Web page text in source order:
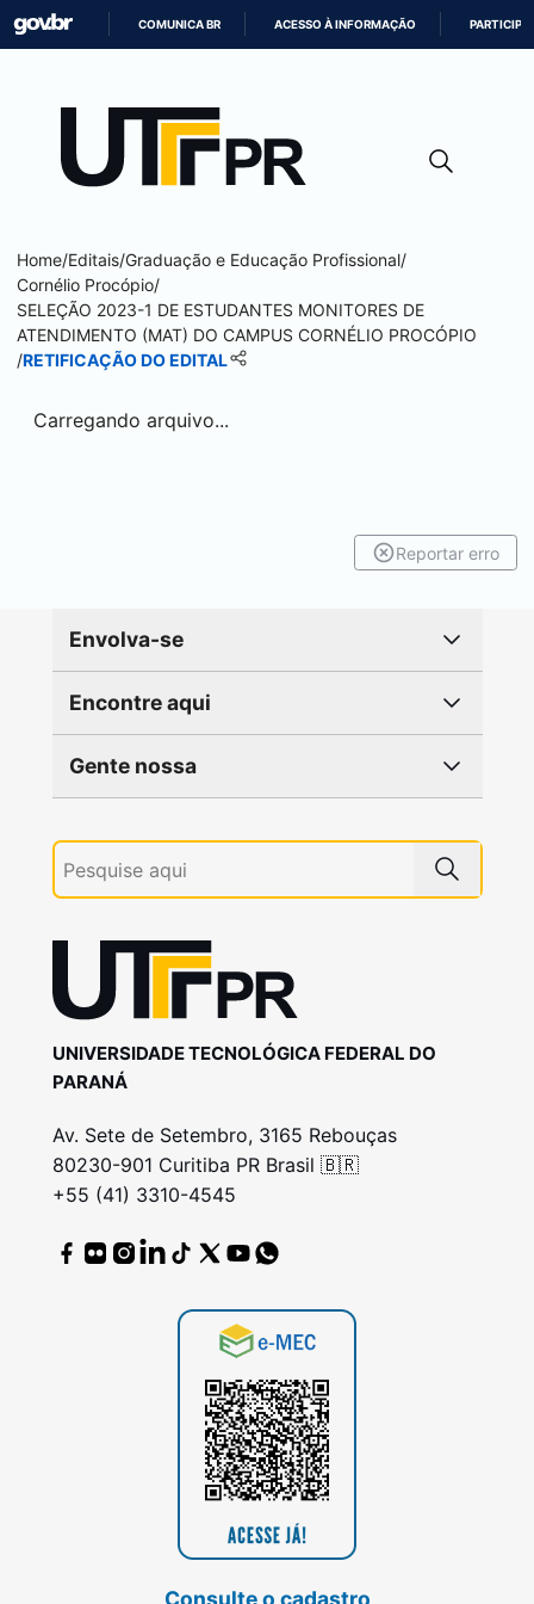
CONTEÚDO
COMUNICA BR ACESSO À INFORMAÇÃO PARTICIPE
Home/Editais/Graduação e Educação Profissional/
Cornélio Procópio/
SELEÇÃO 2023-1 DE ESTUDANTES MONITORES DE
ATENDIMENTO (MAT) DO CAMPUS CORNÉLIO PROCÓPIO
/RETIFICAÇÃO DO EDITAL
Carregando arquivo...
Reportar erro
Envolva-se
Encontre aqui
Gente nossa
UNIVERSIDADE TECNOLÓGICA FEDERAL DO
PARANÁ
Av. Sete de Setembro, 3165 Rebouças
80230-901 Curitiba PR Brasil 🇧🇷
+55 (41) 3310-4545
Consulte o cadastro